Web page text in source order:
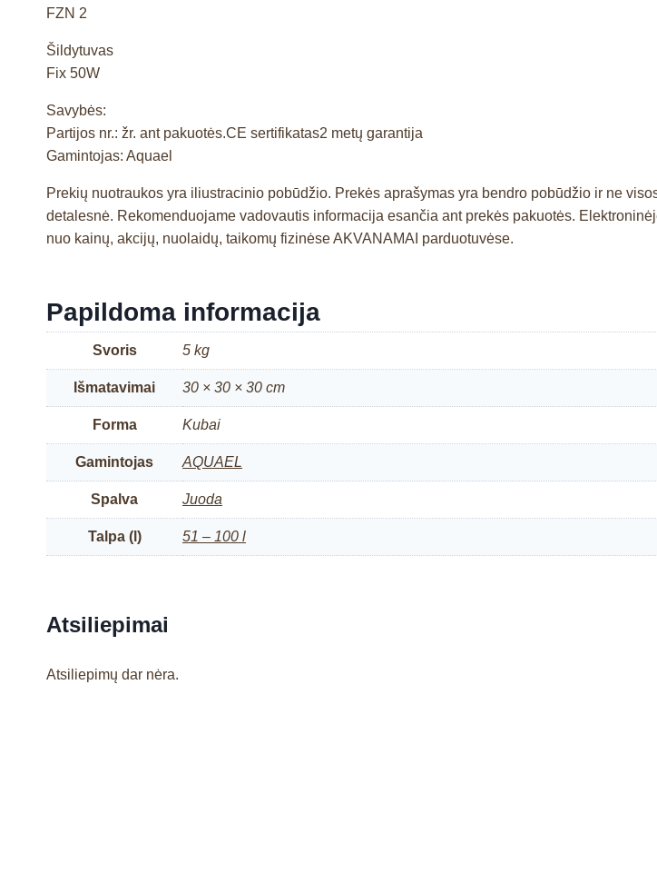
FZN 2
Šildytuvas
Fix 50W
Savybės:
Partijos nr.: žr. ant pakuotės.CE sertifikatas2 metų garantija
Gamintojas: Aquael
Prekių nuotraukos yra iliustracinio pobūdžio. Prekės aprašymas yra bendro pobūdžio ir ne
detalesnė. Rekomenduojame vadovautis informacija esančia ant prekės pakuotės.
nuo kainų, akcijų, nuolaidų, taikomų fizinėse AKVANAMAI parduotuvėse.
Papildoma informacija
Svoris 5 kg
Išmatavimai 30 × 30 × 30 cm
Forma Kubai
Gamintojas AQUAEL
Spalva Juoda
Talpa (l) 51 – 100 l
Atsiliepimai
Atsiliepimų dar nėra.